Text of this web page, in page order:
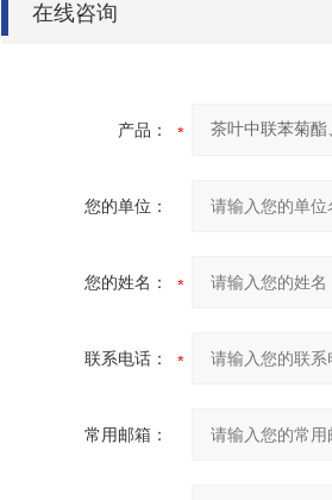
在线咨询
产品：
您的单位：
您的姓名：
联系电话：
常用邮箱：